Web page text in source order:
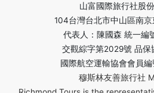
山富國際旅行社股
104台灣台北市中山區南
代表人：陳國森 統一編
交觀綜字第2029號 品
國際航空運輸協會會員
穆斯林友善旅行社